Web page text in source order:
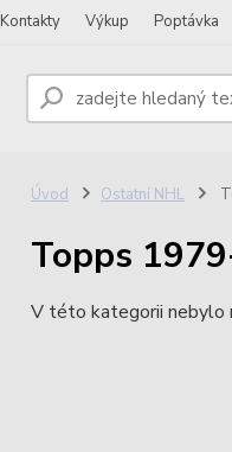
Kontakty Výkup Poptávka
Úvod Ostatní NHL
Topps
V této kategorii nebylo